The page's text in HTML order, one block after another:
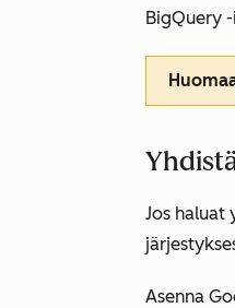
BigQuery
Jos haluat
Asenna